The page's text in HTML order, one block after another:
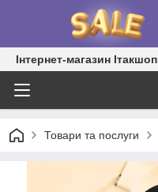
Інтернет-магазин Ітакшоп
Товари та послуги